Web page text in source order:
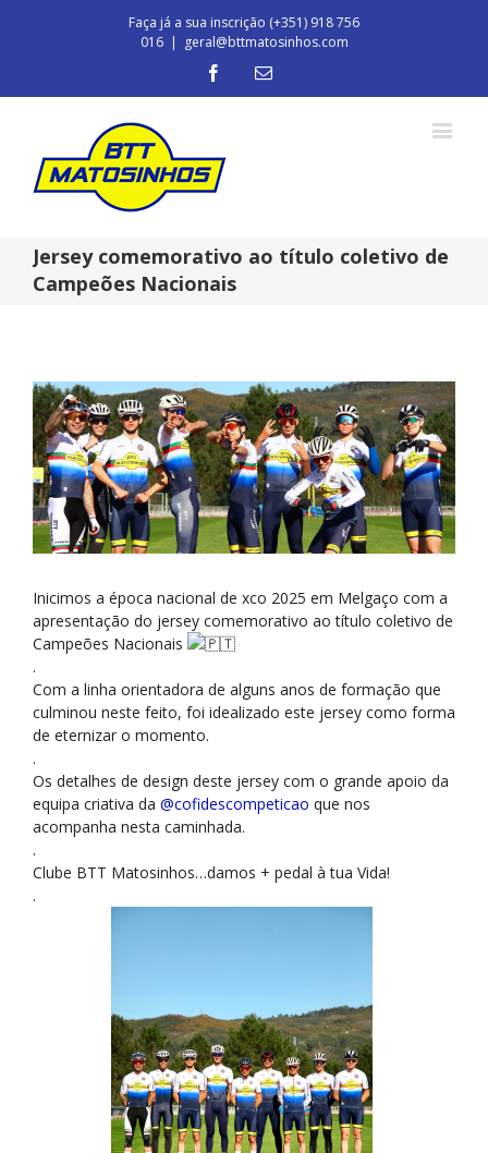
Faça já a sua inscrição (+351) 918 756
016 | geral@bttmatosinhos.com
Jersey comemorativo ao título coletivo de
Campeões Nacionais
Inicimos a época nacional de xco 2025 em Melgaço com a
apresentação do jersey comemorativo ao título coletivo de
Campeões Nacionais
.
Com a linha orientadora de alguns anos de formação que
culminou neste feito, foi idealizado este jersey como forma
de eternizar o momento.
.
Os detalhes de design deste jersey com o grande apoio da
equipa criativa da @cofidescompeticao que nos
acompanha nesta caminhada.
.
Clube BTT Matosinhos…damos + pedal à tua Vida!
.